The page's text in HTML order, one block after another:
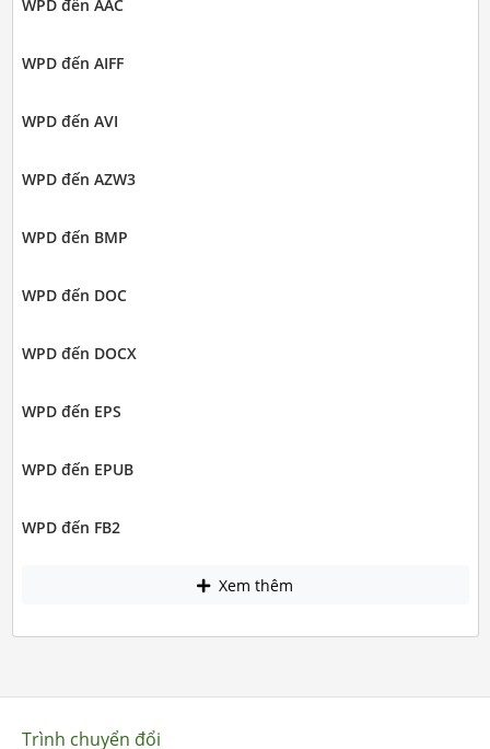
WPD đến AAC
WPD đến AIFF
WPD đến AVI
WPD đến AZW3
WPD đến BMP
WPD đến DOC
WPD đến DOCX
WPD đến EPS
WPD đến EPUB
WPD đến FB2
Xem thêm
Trình chuyển đổi